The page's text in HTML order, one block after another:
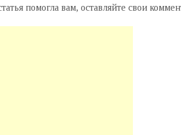
помогла вам, оставляйте свои